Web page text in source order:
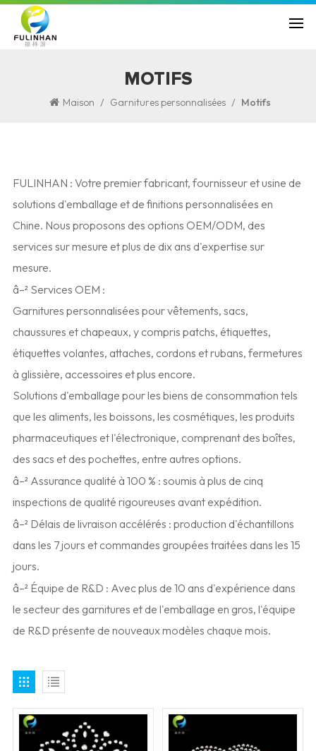
MOTIFS
Maison / Garnitures personnalisées / Motifs
FULINHAN : Votre premier fabricant, fournisseur et usine de
solutions d'emballage et de finitions personnalisées en
Chine. Nous proposons des options OEM/ODM, des
services sur mesure et plus de dix ans d'expertise sur
mesure.
â–² Services OEM :
Garnitures personnalisées pour vêtements, sacs,
chaussures et chapeaux, y compris patchs, étiquettes,
étiquettes volantes, attaches, cordons et rubans, fermetures
à glissière, accessoires et plus encore.
Solutions d'emballage pour les biens de consommation tels
que les aliments, les boissons, les cosmétiques, les produits
pharmaceutiques et l'électronique, comprenant des boîtes,
des sacs et des pochettes, entre autres options.
â–² Assurance qualité à 100 % : soumis à plus de cinq
inspections de qualité rigoureuses avant expédition.
â–² Délais de livraison accélérés : production d'échantillons
dans les 7 jours et commandes groupées traitées dans les 15
jours.
â–² Équipe de R&D : Avec plus de 10 ans d'expérience dans
le secteur des garnitures et de l'emballage en gros, l'équipe
de R&D présente de nouveaux modèles chaque mois.